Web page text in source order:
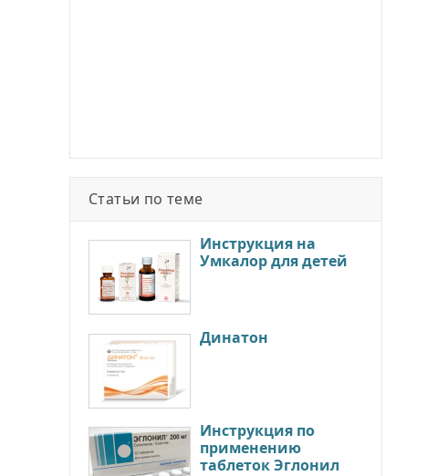
Статьи по теме
Инструкция на
Умкалор для детей
Динатон
Инструкция по
применению
таблеток Эглонил